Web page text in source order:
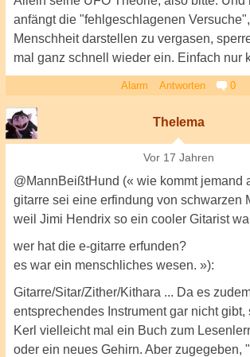
anfängt die "fehlgeschlagenen
Menschheit darstellen zu vergasen,
mal ganz schnell wieder ein. Einfach nur
Alarm Antworten 0
Thelema
Vor 17 Jahren
@MannBeißtHund (« wie kommt jemand
gitarre sei eine erfindung von schwarzen
weil Jimi Hendrix so ein cooler Gitarist
wer hat die e-gitarre erfunden?
es war ein menschliches wesen. »):
Gitarre/Sitar/Zither/Kithara ... Da es
entsprechendes Instrument gar nicht gibt,
Kerl vielleicht mal ein Buch zum
oder ein neues Gehirn. Aber zugegeben,